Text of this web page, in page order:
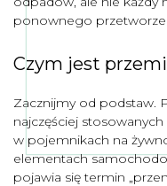
ponownego
Czym jest
Zacznijmy od podstaw.
najczęściej
w pojemnikach na
elementach
pojawia się termin